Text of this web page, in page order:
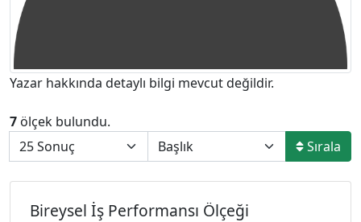
Yazar hakkında detaylı bilgi mevcut değildir.
7 ölçek bulundu.
Sırala
Bireysel İş Performansı Ölçeği